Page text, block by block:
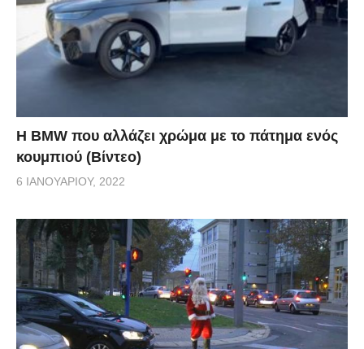
Η BMW που αλλάζει χρώμα με το πάτημα ενός
κουμπιού (Βίντεο)
6 ΙΑΝΟΥΑΡΊΟΥ, 2022